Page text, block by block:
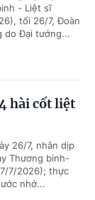
- Liệt sĩ
tối 26/7, Đoàn
do Đại tướng...
hài cốt liệt
26/7, nhân dịp
Thương binh-
7/2026); thực
nhớ...